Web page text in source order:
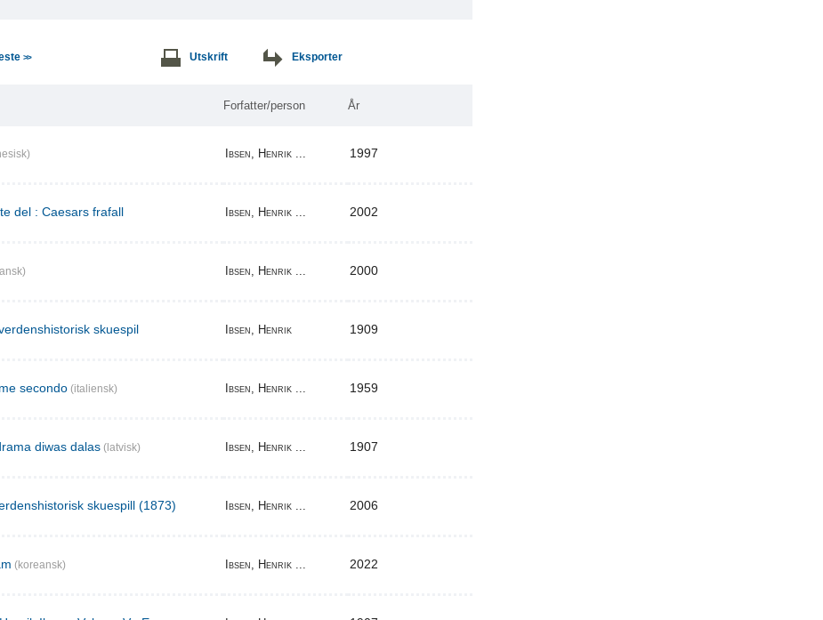
>> Utskrift Eksporter
Forfatter/person År
Ibsen, Henrik ... 1997
del : Caesars frafall Ibsen, Henrik ... 2002
Ibsen, Henrik ... 2000
skuespil Ibsen, Henrik 1909
secondo (italiensk) Ibsen, Henrik ... 1959
diwas dalas (latvisk) Ibsen, Henrik ... 1907
skuespill (1873) Ibsen, Henrik ... 2006
(koreansk) Ibsen, Henrik ... 2022